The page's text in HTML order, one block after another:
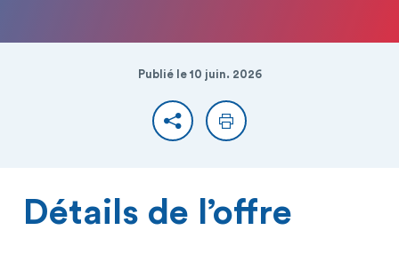
Publié le 10 juin. 2026
PartagerImprimer
Détails de l’offre